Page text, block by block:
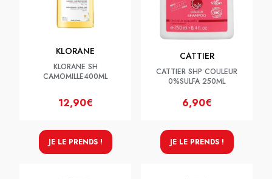
KLORANE
KLORANE SH
CAMOMILLE400ML
12,90€
JE LE PRENDS !
CATTIER
CATTIER SHP COULEUR
0%SULFA 250ML
6,90€
JE LE PRENDS !